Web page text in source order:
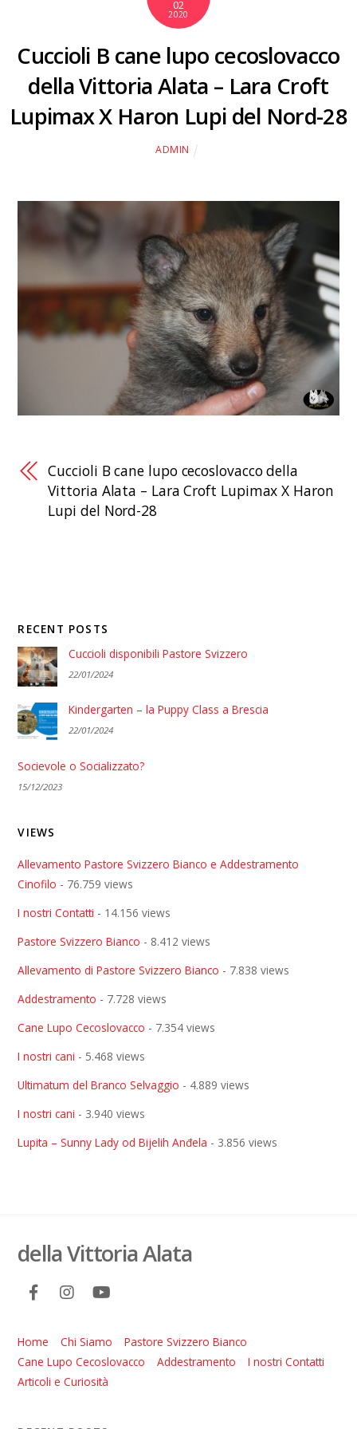
02
2020
Cuccioli B cane lupo cecoslovacco
della Vittoria Alata – Lara Croft
Lupimax X Haron Lupi del Nord-28
ADMIN
Cuccioli B cane lupo cecoslovacco della
Vittoria Alata – Lara Croft Lupimax X Haron
Lupi del Nord-28
RECENT POSTS
Cuccioli disponibili Pastore Svizzero
22/01/2024
Kindergarten – la Puppy Class a Brescia
22/01/2024
Socievole o Socializzato?
15/12/2023
VIEWS
Allevamento Pastore Svizzero Bianco e Addestramento
Cinofilo - 76.759 views
I nostri Contatti - 14.156 views
Pastore Svizzero Bianco - 8.412 views
Allevamento di Pastore Svizzero Bianco - 7.838 views
Addestramento - 7.728 views
Cane Lupo Cecoslovacco - 7.354 views
I nostri cani - 5.468 views
Ultimatum del Branco Selvaggio - 4.889 views
I nostri cani - 3.940 views
Lupita – Sunny Lady od Bijelih Anđela - 3.856 views
della Vittoria Alata
Home Chi Siamo
Pastore Svizzero Bianco
Cane Lupo Cecoslovacco
Addestramento
I nostri Contatti
Articoli e Curiosità